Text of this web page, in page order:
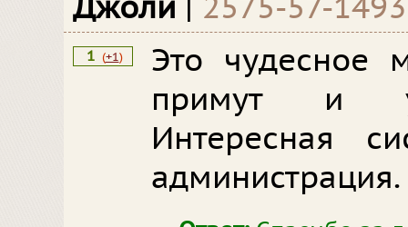
Джоли | 2575-57-1493
1 (+1)
Это чудесное
примут и
Интересная
администрация.